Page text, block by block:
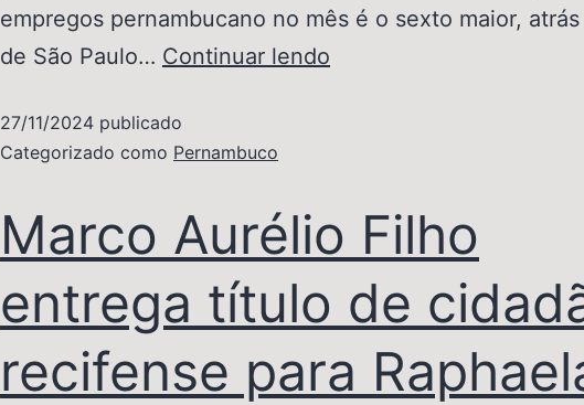
empregos pernambucano no mês é o sexto maior,
de São Paulo… Continuar lendo
27/11/2024 publicado
Categorizado como Pernambuco
Marco Aurélio Filho
entrega título de
recifense para